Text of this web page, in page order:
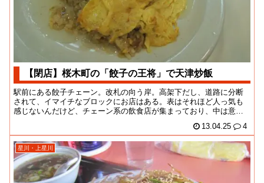
【閉店】桜木町の「餃子の王将」で天津炒飯
駅前にある餃子チェーン。改札の向う岸。高架下だし、道路に分断
されて、イマイチなブロックにお店はある。表はそれほど人っ気も
感じないんだけど、チェーン系の飲食店が集まっており、中は意外
13.04.25 4
星川・上星川